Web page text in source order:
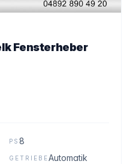
Fensterheber
PS 8
GETRIEBEAutomatik